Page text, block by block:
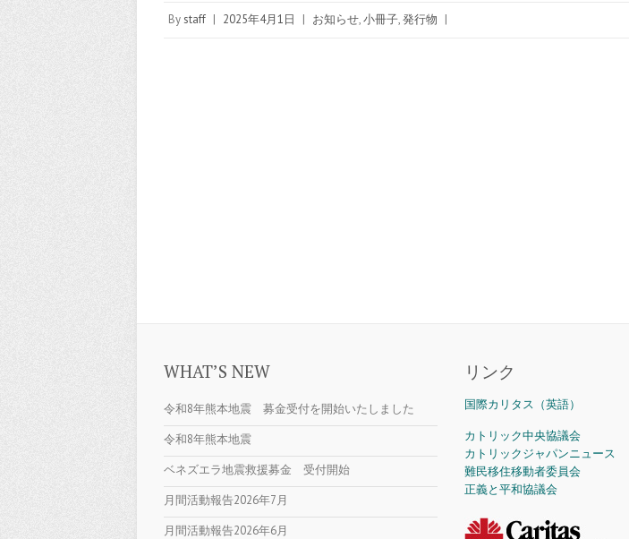
Bystaff | 2025年4月1日 | お知らせ,小冊子,発行物 |
WHAT’S NEW
令和8年熊本地震 募金受付を開始いたしました
令和8年熊本地震
ベネズエラ地震救援募金 受付開始
月間活動報告2026年7月
月間活動報告2026年6月
リンク
国際カリタス（英語）
カトリック中央協議会
カトリックジャパンニュース
難民移住移動者委員会
正義と平和協議会